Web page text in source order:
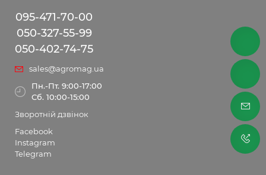
095-471-70-00
050-327-55-99
050-402-74-75
sales@agromag.ua
Пн.-Пт. 9:00-17:00
Сб. 10:00-15:00
Зворотній дзвінок
Facebook
Instagram
Telegram